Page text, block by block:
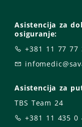
Asistencija za
osiguranje:
+381 11 77 77
Asistencija za
TBS Team 24
+381 11 435 0